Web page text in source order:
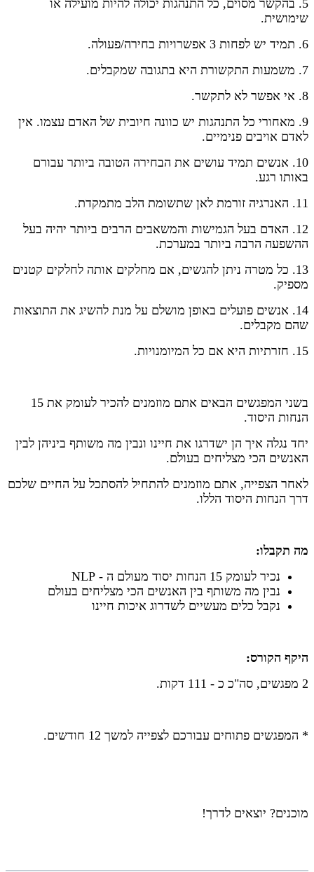
5. בהקשר מסוים, כל התנהגות יכולה להיות מועילה או
שימושית.
6. תמיד יש לפחות 3 אפשרויות בחירה/פעולה.
7. משמעות התקשורת היא בתגובה שמקבלים.
8. אי אפשר לא לתקשר.
9. מאחורי כל התנהגות יש כוונה חיובית של האדם עצמו. אין
לאדם אויבים פנימיים.
10. אנשים תמיד עושים את הבחירה הטובה ביותר עבורם
באותו רגע.
11. האנרגיה זורמת לאן שתשומת הלב מתמקדת.
12. האדם בעל הגמישות והמשאבים הרבים ביותר יהיה בעל
ההשפעה הרבה ביותר במערכת.
13. כל מטרה ניתן להגשים, אם מחלקים אותה לחלקים קטנים
מספיק.
14. אנשים פועלים באופן מושלם על מנת להשיג את התוצאות
שהם מקבלים.
15. חזרתיות היא אם כל המיומנויות.
בשני המפגשים הבאים אתם מוזמנים להכיר לעומק את 15
הנחות היסוד.
יחד נגלה איך הן ישדרגו את חיינו ונבין מה משותף ביניהן לבין
האנשים הכי מצליחים בעולם.
לאחר הצפייה, אתם מוזמנים להתחיל להסתכל על החיים שלכם
דרך הנחות היסוד הללו.
מה תקבלו:
נכיר לעומק 15 הנחות יסוד מעולם ה - NLP
נבין מה משותף בין האנשים הכי מצליחים בעולם
נקבל כלים מעשיים לשדרוג איכות חיינו
היקף הקורס:
2 מפגשים, סה"כ כ - 111 דקות.
* המפגשים פתוחים עבורכם לצפייה למשך 12 חודשים.
מוכנים? יוצאים לדרך!